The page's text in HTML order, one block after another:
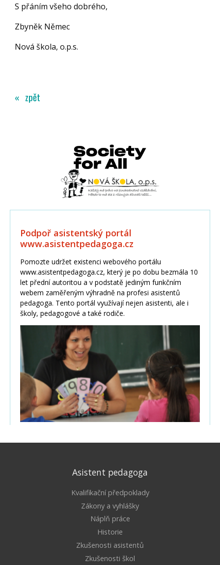
S přáním všeho dobrého,
Zbyněk Němec
Nová škola, o.p.s.
« zpět
Asistent pedagoga
Kvalifikační předpoklady
Zákony a vyhlášky
Náplň práce
Historie
Zkušenosti asistentů
Zkušenosti škol